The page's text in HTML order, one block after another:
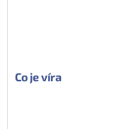
Co je víra